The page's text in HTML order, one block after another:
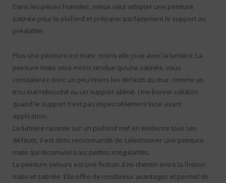
Dans les pièces humides, mieux vaut adopter une peinture
satinée pour le plafond et préparer parfaitement le support au
préalable.
Plus une peinture est mate, moins elle joue avec la lumière. La
peinture mate sera moins tendue qu’une satinée, vous
constaterez donc un peu moins les défauts du mur, comme un
trou mal rebouché ou un support abîmé. Une bonne solution
quand le support n’est pas impeccablement lisse avant
application.
La lumière rasante sur un plafond met en évidence tous ses
défauts, il est donc recommandé de sélectionner une peinture
mate qui dissimulera les petites irrégularités.
La peinture velours est une finition à mi-chemin entre la finition
mate et satinée. Elle offre de nombreux avantages et permet de